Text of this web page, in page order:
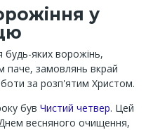
у
яких ворожінь,
паче, замовлянь вкрай
за розп'ятим Христом.
був Чистий четвер. Цей
весняного очищення,